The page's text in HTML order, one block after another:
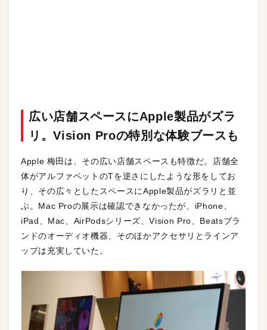
広い店舗スペースにApple製品がズラ
リ。Vision Proの特別な体験ブースも
Apple 梅田は、その広い店舗スペースも特徴だ。店舗全
体がアルファベットのTを逆さにしたような形をしてお
り、その広々としたスペースにApple製品がズラリと並
ぶ。Mac Proの展示は確認できなかったが、iPhone、
iPad、Mac、AirPodsシリーズ、Vision Pro、Beatsブラ
ンドのオーディオ機器、そのほかアクセサリとラインア
ップは充実していた。